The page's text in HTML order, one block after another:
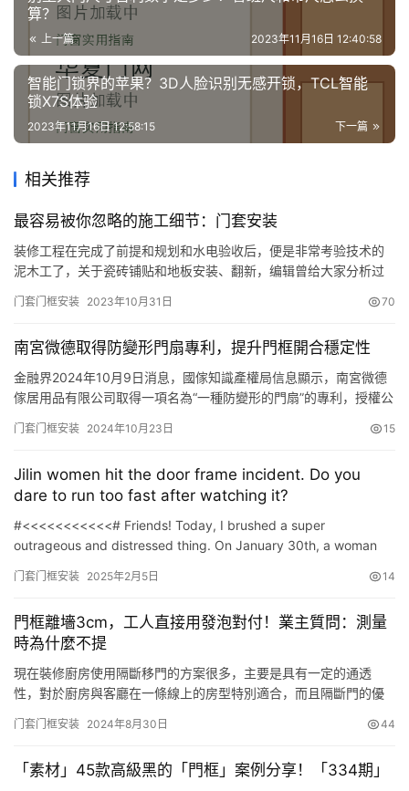
资
讯
联
系
我
算？
上一篇 2023年11月16日 12:40:58
智能门锁界的苹果？3D人脸识别无感开锁，TCL智能
锁X7S体验
下一篇
2023年11月16日 12:58:15
相关推荐
最容易被你忽略的施工细节：门套安装
装修工程在完成了前提和规划和水电验收后，便是非常考验技术的
泥木工了，关于瓷砖铺贴和地板安装、翻新，编辑曾给大家分析过
的。今天编辑就逐一来讲解最容易忽略的施工细节：门套安装！ 门
由木工师傅直接用钉子固定于门洞墙门套门套体。如果是成套门产
品的门套…
门套门框安装 2023年10月31日 70
南宮微德取得防變形門扇專利，提升門框開合穩定性
金融界2024年10月9日消息，國傢知識產權局信息顯示，南宮微德
傢居用品有限公司取得一項名為“一種防變形的門扇”的專利，授權公
本實用新型屬於門扇技術領域，尤其涉及一種防變形的門扇，包括
所述定位鐵條的內部皆貫穿設置有定位條槽，所…
门套门框安装 2024年10月23日 15
Jilin women hit the door frame incident. Do you
dare to run too fast after watching it?
#<<<<<<<<<<<# Friends! Today, I brushed a super
outrageous and distressed thing. On January 30th, a woman
门套门框安装 2025年2月5日 14
門框離墻3cm，工人直接用發泡對付！業主質問：測量
時為什麼不提
現在裝修廚房使用隔斷移門的方案很多，主要是具有一定的通透
性，對於廚房與客廳在一條線上的房型特別適合，而且隔斷門的優
方的面積，都是那麼的寶貴。 鄰居傢因為房型關系，傢裡的廚房就
的烹飪方式，做開放式廚房顯然不適合，隻能進行封閉。目前擺在
门套门框安装 2024年8月30日 44
「素材」45款高級黑的「門框」案例分享！「334期」